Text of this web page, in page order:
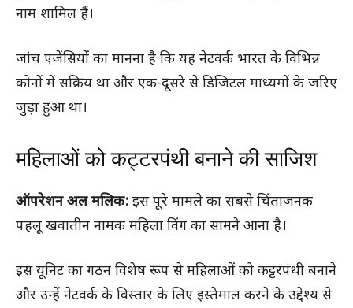
नाम शामिल हैं।
जांच एजेंसियों का मानना है कि यह नेटवर्क भारत के विभिन्न
कोनों में सक्रिय था और एक-दूसरे से डिजिटल माध्यमों के जरिए
जुड़ा हुआ था।
महिलाओं को कट्टरपंथी बनाने की साजिश
ऑपरेशन अल मलिक: इस पूरे मामले का सबसे चिंताजनक
पहलू खवातीन नामक महिला विंग का सामने आना है।
इस यूनिट का गठन विशेष रूप से महिलाओं को कट्टरपंथी बनाने
और उन्हें नेटवर्क के विस्तार के लिए इस्तेमाल करने के उद्देश्य से